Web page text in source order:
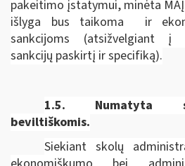
pakeitimo įstatymui, minėta
išlyga bus taikoma ir
sankcijoms (atsižvelgiant į
sankcijų paskirtį ir specifiką).
1.5.
Numatyta
beviltiškomis.
Siekiant skolų